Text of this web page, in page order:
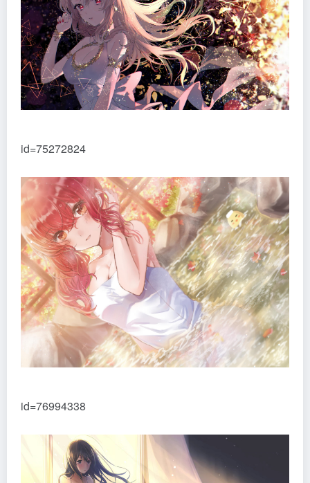
id=75272824
id=76994338